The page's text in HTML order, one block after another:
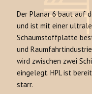
Der Planar 6 baut auf
und ist mit einer
Schaumstoffplatte
und
wird zwischen zwei
eingelegt. HPL ist
starr.